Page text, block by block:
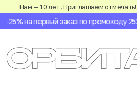
Нам — 10 лет. Приглашаем отмечать!
-25% на первый заказ по промокоду 2525